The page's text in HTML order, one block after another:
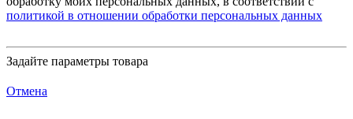
политикой в отношении обработки персональных данных
Задайте параметры товара
Отмена